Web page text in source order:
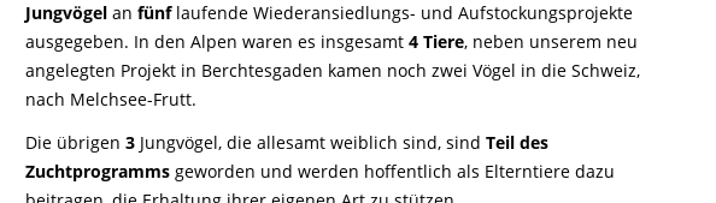
Jungvögelan fünflaufende Wiederansiedlungs- und Aufstockungsprojekte
ausgegeben. In den Alpen waren es insgesamt 4 Tiere, neben unserem neu
angelegten Projekt in Berchtesgaden kamen noch zwei Vögel in die Schweiz,
nach Melchsee-Frutt.
Die übrigen 3Jungvögel, die allesamt weiblich sind, sind Teil des
Zuchtprogrammsgeworden und werden hoffentlich als Elterntiere dazu